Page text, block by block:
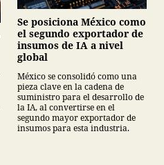
Se posiciona México como
el segundo exportador de
insumos de IA a nivel
global
México se consolidó como una
pieza clave en la cadena de
suministro para el desarrollo de
la IA, al convertirse en el
segundo mayor exportador de
insumos para esta industria.